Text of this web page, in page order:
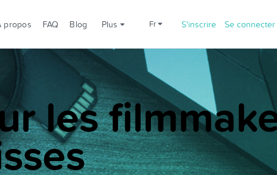
propos FAQ Blog Plus fr S'inscrire Se connecter
les